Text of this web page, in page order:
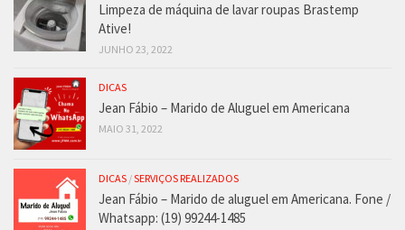
Limpeza de máquina de lavar roupas Brastemp
Ative!
JUNHO 23, 2022
DICAS
Jean Fábio – Marido de Aluguel em Americana
MAIO 31, 2022
DICAS /SERVIÇOS REALIZADOS
Jean Fábio – Marido de aluguel em Americana. Fone /
Whatsapp: (19) 99244-1485